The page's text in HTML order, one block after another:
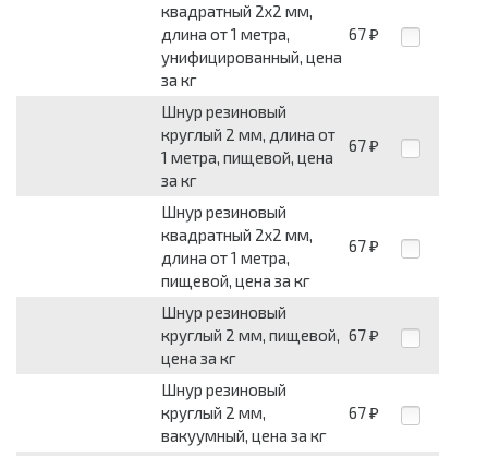
квадратный 2x2 мм,
длина от 1 метра,
унифицированный, цена
за кг
67 ₽
Шнур резиновый
круглый 2 мм, длина от
1 метра, пищевой, цена
за кг
67 ₽
Шнур резиновый
квадратный 2x2 мм,
длина от 1 метра,
пищевой, цена за кг
67 ₽
Шнур резиновый
круглый 2 мм, пищевой,
цена за кг
67 ₽
Шнур резиновый
круглый 2 мм,
вакуумный, цена за кг
67 ₽